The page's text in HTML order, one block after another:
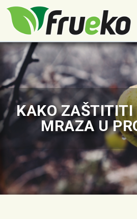
KAKO ZAŠTITITI
MRAZA U